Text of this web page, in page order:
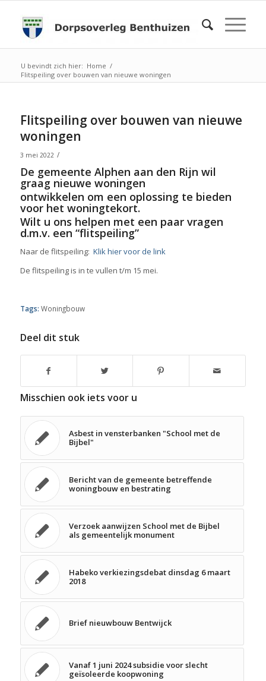
U bevindt zich hier: Home /
Flitspeiling over bouwen van nieuwe woningen
Flitspeiling over bouwen van nieuwe
woningen
3 mei 2022 /
De gemeente Alphen aan den Rijn wil
graag nieuwe woningen
ontwikkelen om een oplossing te bieden
voor het woningtekort.
Wilt u ons helpen met een paar vragen
d.m.v. een “flitspeiling”
Naar de flitspeiling: Klik hier voor de link
De flitspeiling is in te vullen t/m 15 mei.
Tags: Woningbouw
Deel dit stuk
Misschien ook iets voor u
Asbest in vensterbanken "School met de
Bijbel"
Bericht van de gemeente betreffende
woningbouw en bestrating
Verzoek aanwijzen School met de Bijbel
als gemeentelijk monument
Habeko verkiezingsdebat dinsdag 6 maart
2018
Brief nieuwbouw Bentwijck
Vanaf 1 juni 2024 subsidie voor slecht
geïsoleerde koopwoning